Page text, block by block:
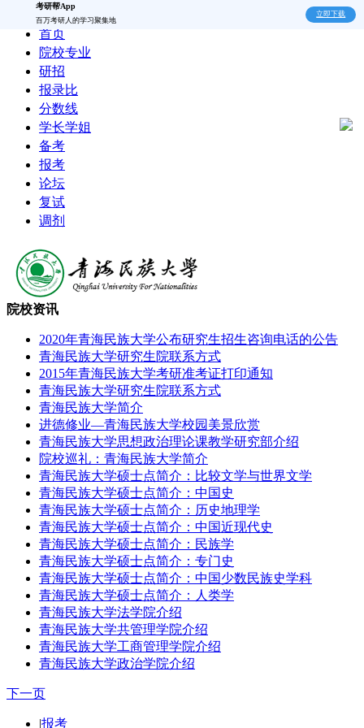
考研帮App
百万考研人的学习聚集地
立即下载
首页
院校专业
研招
报录比
分数线
学长学姐
备考
报考
论坛
复试
调剂
院校资讯
2020年青海民族大学公布研究生招生咨询电话的公告
青海民族大学研究生院联系方式
2015年青海民族大学考研准考证打印通知
青海民族大学研究生院联系方式
青海民族大学简介
进德修业—青海民族大学校园美景欣赏
青海民族大学思想政治理论课教学研究部介绍
院校巡礼：青海民族大学简介
青海民族大学硕士点简介：比较文学与世界文学
青海民族大学硕士点简介：中国史
青海民族大学硕士点简介：历史地理学
青海民族大学硕士点简介：中国近现代史
青海民族大学硕士点简介：民族学
青海民族大学硕士点简介：专门史
青海民族大学硕士点简介：中国少数民族史学科
青海民族大学硕士点简介：人类学
青海民族大学法学院介绍
青海民族大学共管理学院介绍
青海民族大学工商管理学院介绍
青海民族大学政治学院介绍
下一页
|报考